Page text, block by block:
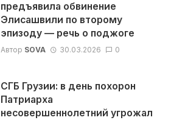
предъявила обвинение
Элисашвили по второму
эпизоду — речь о поджоге
Автор SOVA 30.03.2026 0
СГБ Грузии: в день похорон
Патриарха
несовершеннолетний угрожал